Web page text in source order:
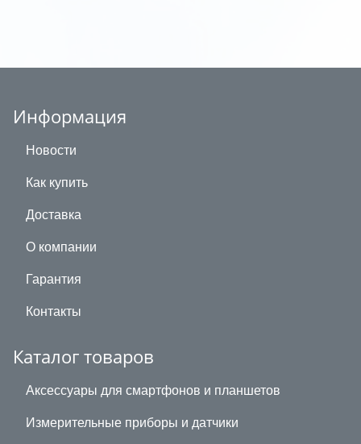
Информация
Новости
Как купить
Доставка
О компании
Гарантия
Контакты
Каталог товаров
Аксессуары для смартфонов и планшетов
Измерительные приборы и датчики